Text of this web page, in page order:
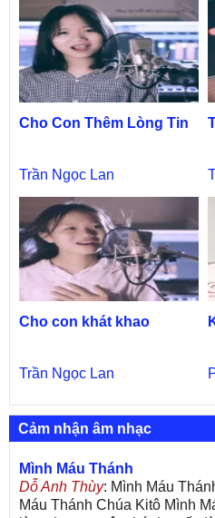
Cho Con Thêm Lòng Tin
Trần Ngọc Lan
Cho con khát khao
Trần Ngọc Lan
Cảm nhận âm nhạc
Mình Máu Thánh
Dỗ Anh Thùy: Mình Máu
Máu Thánh Chúa Kitô Mình